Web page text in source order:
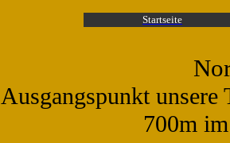
Startseite
Ausgangspunkt unsere
700m